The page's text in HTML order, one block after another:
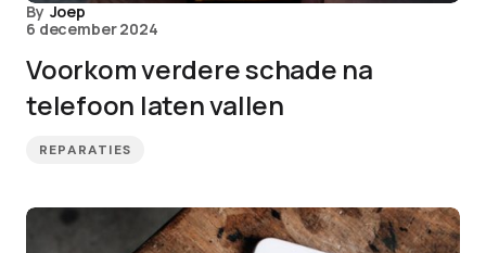
By Joep
6 december 2024
Voorkom verdere schade na
telefoon laten vallen
REPARATIES